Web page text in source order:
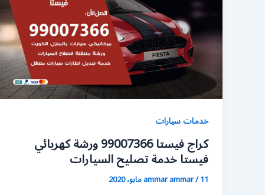
خدمات سيارات
كراج فيستا 99007366 ورشة كهربائي
فيستا خدمة تصليح السيارات
ammar ammar/11 مايو، 2020